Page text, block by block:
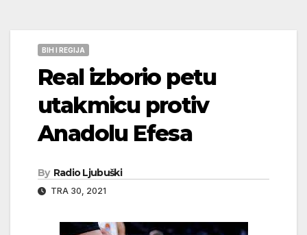
BIH I REGIJA
Real izborio petu
utakmicu protiv
Anadolu Efesa
By Radio Ljubuški
TRA 30, 2021